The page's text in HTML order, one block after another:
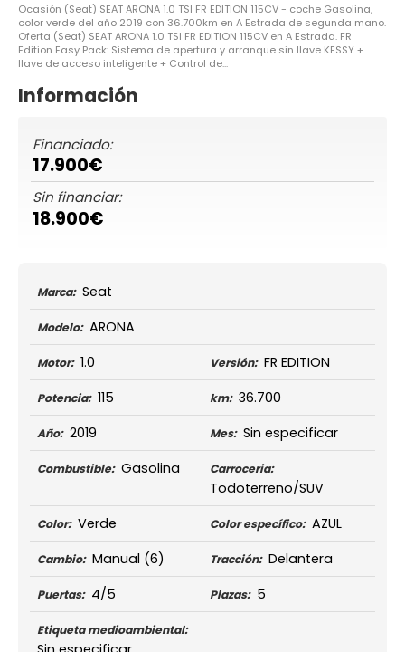
Ocasión (Seat) SEAT ARONA 1.0 TSI FR EDITION 115CV - coche Gasolina,
color verde del año 2019 con 36.700km en A Estrada de segunda mano.
Oferta (Seat) SEAT ARONA 1.0 TSI FR EDITION 115CV en A Estrada. FR
Edition Easy Pack: Sistema de apertura y arranque sin llave KESSY +
llave de acceso inteligente + Control de...
Información
Financiado:
17.900€
Sin financiar:
18.900€
Marca: Seat
Modelo: ARONA
Motor: 1.0 Versión: FR EDITION
Potencia: 115 km: 36.700
Año: 2019 Mes: Sin especificar
Combustible: Gasolina Carroceria:
Todoterreno/SUV
Color: Verde Color específico: AZUL
Cambio: Manual (6) Tracción: Delantera
Puertas: 4/5 Plazas: 5
Etiqueta medioambiental: